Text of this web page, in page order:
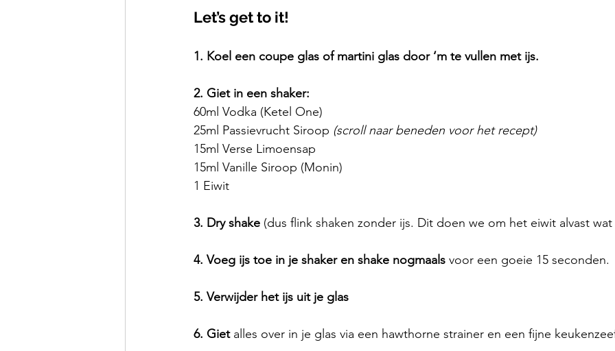
Let’s get to it!
1. Koel een coupe glas of martini glas door ‘m te vullen met ijs.
2. Giet in een shaker:
60ml Vodka (Ketel One)
25ml Passievrucht Siroop (scroll naar beneden voor het recept)
15ml Verse Limoensap
15ml Vanille Siroop (Monin)
1 Eiwit
3. Dry shake (dus flink shaken zonder ijs. Dit doen we om het eiwit alvast
4. Voeg ijs toe in je shaker en shake nogmaals voor een goeie 15 seconden.
5. Verwijder het ijs uit je glas
6. Giet alles over in je glas via een hawthorne strainer en een fijne